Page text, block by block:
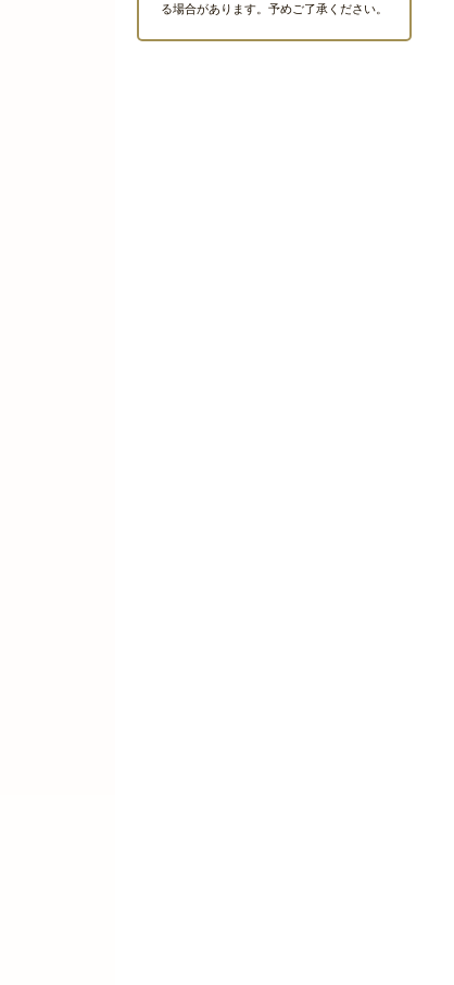
る場合があります。予めご了承ください。